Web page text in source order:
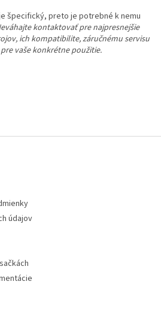
špecifický, preto je potrebné k nemu
kontaktovať pre najpresnejšie
ich kompatibilite, záručnému servisu
vaše konkrétne použitie.
údajov